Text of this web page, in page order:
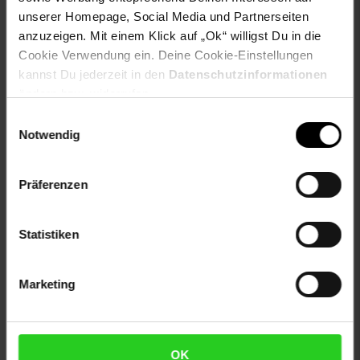
unserer Homepage, Social Media und Partnerseiten
anzuzeigen. Mit einem Klick auf „Ok“ willigst Du in die
Cookie Verwendung ein. Deine Cookie-Einstellungen
kannst Du jederzeit in den Datenschutzinformationen
Notwendig
Präferenzen
Statistiken
Marketing
OK
Artikel gehört zur Kategorie:Wasserkocher
Herstellerinformationen
Altgeräterücknahme
Fußzeile
Weitere Online-Angebote
Netto Reisen TV-Shop Weinwelt